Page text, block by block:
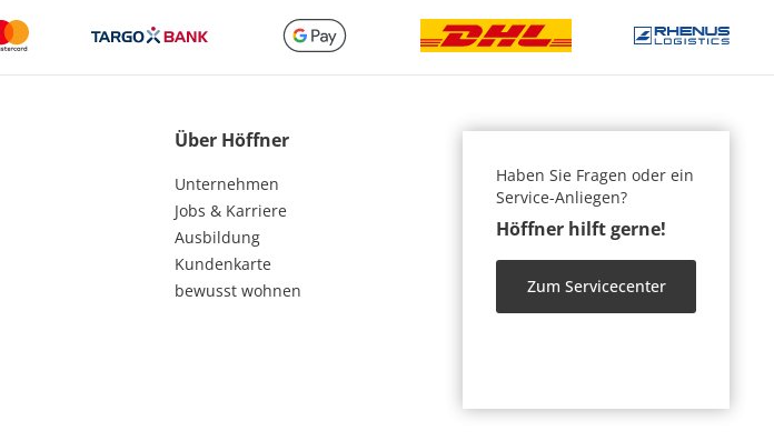
Über Höffner
Unternehmen
Jobs & Karriere
Ausbildung
Kundenkarte
bewusst wohnen
Haben Sie Fragen oder ein
Service-Anliegen?
Höffner hilft gerne!
Zum Servicecenter